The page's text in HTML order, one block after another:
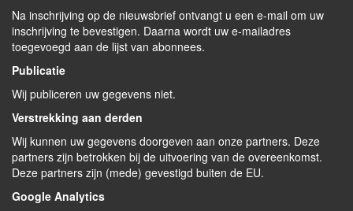
Na inschrijving op de nieuwsbrief ontvangt u een e-mail om uw
inschrijving te bevestigen. Daarna wordt uw e-mailadres
toegevoegd aan de lijst van abonnees.
Publicatie
Wij publiceren uw gegevens niet.
Verstrekking aan derden
Wij kunnen uw gegevens doorgeven aan onze partners. Deze
partners zijn betrokken bij de uitvoering van de overeenkomst.
Deze partners zijn (mede) gevestigd buiten de EU.
Google Analytics